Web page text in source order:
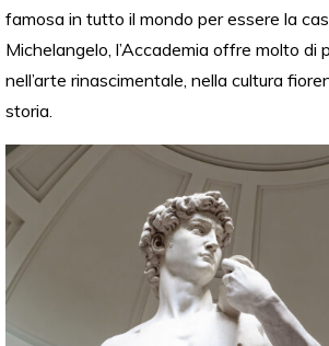
famosa in tutto il mondo per essere la
Michelangelo, l’Accademia offre molto di
nell’arte rinascimentale, nella cultura
storia.